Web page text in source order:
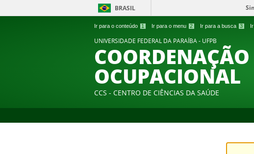
Ir para o conteúdo 1 Ir para o menu 2 Ir para a busca 3
BRASIL
UNIVERSIDADE FEDERAL DA PARAÍBA - UFPB
OCUPACIONAL
CCS - CENTRO DE CIÊNCIAS DA SAÚDE